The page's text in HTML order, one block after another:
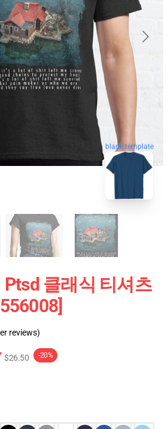
blank template
Ptsd 클래식 티셔츠
reviews)
$26.50 -20%